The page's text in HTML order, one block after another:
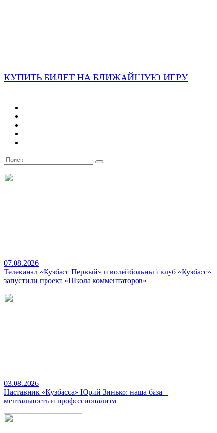
КУПИТЬ БИЛЕТ НА БЛИЖАЙШУЮ ИГРУ
07.08.2026
Телеканал «Кузбасс Первый» и волейбольный клуб «Кузбасс»
запустили проект «Школа комментаторов»
03.08.2026
Наставник «Кузбасса» Юрий Зинько: наша база –
ментальность и профессионализм